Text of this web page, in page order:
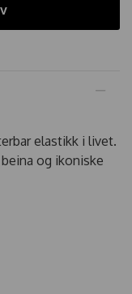
elastikk i livet.
og ikoniske